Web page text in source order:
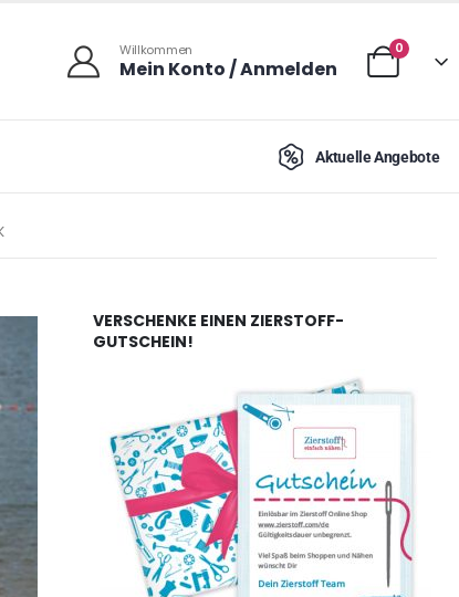
Willkommen
Mein Konto / Anmelden
0
Aktuelle Angebote
VERSCHENKE EINEN ZIERSTOFF-
GUTSCHEIN!